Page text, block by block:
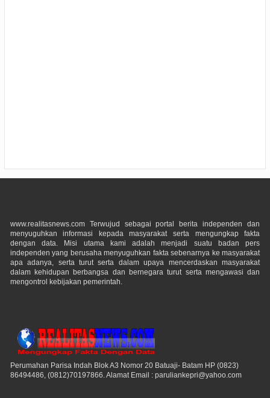
www.realitasnews.com Terwujud sebagai portal berita independen dan
menyuguhkan informasi kepada masyarakat serta mengungkap fakta
dengan data. Misi utama kami adalah menjadi suatu badan pers
independen yang berusaha menyuguhkan fakta sebenarnya ke masyarakat
apa adanya, serta turut serta dalam upaya mencerdaskan masyarakat
dalam kehidupan berbangsa dan bernegara turut serta mengawasi dan
mengontrol kebijakan pemerintah.
Perumahan Parisa Indah Blok A3 Nomor 20 Batuaji- Batam HP (0823)
86494486, (0812)70197866. Alamat Email : paruliankepri@yahoo.com